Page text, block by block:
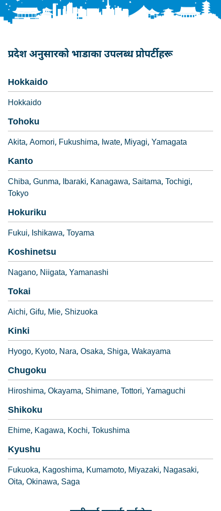
प्रदेश अनुसारको भाडाका उपलब्ध प्रोपर्टीहरू
Hokkaido
Hokkaido
Tohoku
Akita Aomori Fukushima Iwate Miyagi Yamagata
Kanto
Chiba Gunma Ibaraki Kanagawa Saitama Tochigi
Tokyo
Hokuriku
Fukui Ishikawa Toyama
Koshinetsu
Nagano Niigata Yamanashi
Tokai
Aichi Gifu Mie Shizuoka
Kinki
Hyogo Kyoto Nara Osaka Shiga Wakayama
Chugoku
Hiroshima Okayama Shimane Tottori Yamaguchi
Shikoku
Ehime Kagawa Kochi Tokushima
Kyushu
Fukuoka Kagoshima Kumamoto Miyazaki Nagasaki
Oita Okinawa Saga